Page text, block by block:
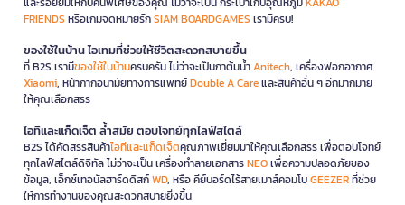
FRIENDS หรือเกมจดหมายรักSIAM BOARDGAMES เรามีครบ!
ของใช้ในบ้าน ไอเทมที่ช่วยให้ชีวิตสะดวกสบายขึ้น
ที่ B2S เรามีของใช้ในบ้านครบครัน ไม่ว่าจะเป็นกาต้มน้ำAnitech, เครื่องฟอกอากาศ
Xiaomi, หน้ากากอนามัยทางการแพทย์Double A Careและสินค้าอื่น ๆ อีกมากมาย
ให้คุณเลือกสรร
ไอทีและแก็ดเจ็ต ล้ำสมัย ตอบโจทย์ทุกไลฟ์สไตล์
B2S ได้คัดสรรสินค้าไอทีและแก็ดเจ็ตคุณภาพเยี่ยมมาให้คุณเลือกสรร เพื่อตอบโจทย์
ทุกไลฟ์สไตล์ดิจิทัล ไม่ว่าจะเป็น เครื่องทำลายเอกสารNEOเพื่อความปลอดภัยของ
ข้อมูล, เอ็กซ์เทอนัลฮาร์ดดิสก์WD, หรือ คีย์บอร์ดไร้สายเมาส์คอมโบGEEZERที่ช่วย
ให้การทำงานของคุณสะดวกสบายยิ่งขึ้น